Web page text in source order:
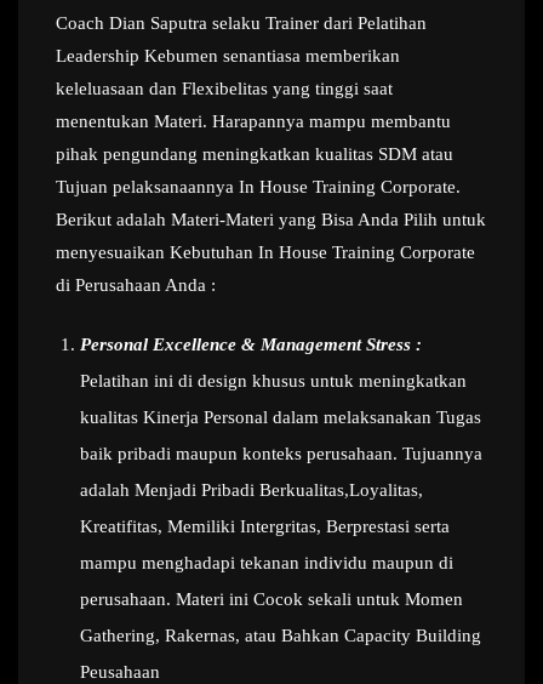
Coach Dian Saputra selaku Trainer dari Pelatihan
Leadership Kebumen senantiasa memberikan
keleluasaan dan Flexibelitas yang tinggi saat
menentukan Materi. Harapannya mampu membantu
pihak pengundang meningkatkan kualitas SDM atau
Tujuan pelaksanaannya In House Training Corporate.
Berikut adalah Materi-Materi yang Bisa Anda Pilih untuk
menyesuaikan Kebutuhan In House Training Corporate
di Perusahaan Anda :
Personal Excellence & Management Stress :
Pelatihan ini di design khusus untuk meningkatkan
kualitas Kinerja Personal dalam melaksanakan Tugas
baik pribadi maupun konteks perusahaan. Tujuannya
adalah Menjadi Pribadi Berkualitas,Loyalitas,
Kreatifitas, Memiliki Intergritas, Berprestasi serta
mampu menghadapi tekanan individu maupun di
perusahaan. Materi ini Cocok sekali untuk Momen
Gathering, Rakernas, atau Bahkan Capacity Building
Peusahaan